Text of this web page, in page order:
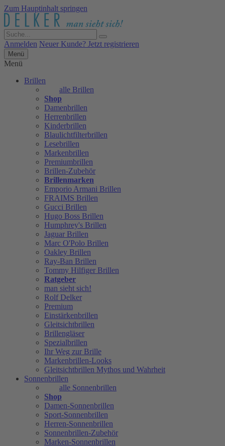
Zum Hauptinhalt springen
Anmelden Neuer Kunde? Jetzt registrieren
Menü
Menü
Brillen
alle Brillen
Shop
Damenbrillen
Herrenbrillen
Kinderbrillen
Blaulichtfilterbrillen
Lesebrillen
Markenbrillen
Premiumbrillen
Brillen-Zubehör
Brillenmarken
Emporio Armani Brillen
FRAIMS Brillen
Gucci Brillen
Hugo Boss Brillen
Humphrey's Brillen
Jaguar Brillen
Marc O'Polo Brillen
Oakley Brillen
Ray-Ban Brillen
Tommy Hilfiger Brillen
Ratgeber
man sieht sich!
Rolf Delker
Premium
Einstärkenbrillen
Gleitsichtbrillen
Brillengläser
Spezialbrillen
Ihr Weg zur Brille
Markenbrillen-Looks
Gleitsichtbrillen Mythos und Wahrheit
Sonnenbrillen
alle Sonnenbrillen
Shop
Damen-Sonnenbrillen
Sport-Sonnenbrillen
Herren-Sonnenbrillen
Sonnenbrillen-Zubehör
Marken-Sonnenbrillen